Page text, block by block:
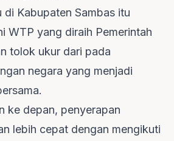
di Kabupaten Sambas itu
WTP yang diraih Pemerintah
tolok ukur dari pada
negara yang menjadi
ke depan, penyerapan
lebih cepat dengan mengikuti